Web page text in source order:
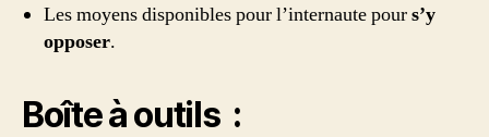
Les moyens disponibles pour l’internaute pours’y
opposer.
Boîte à outils :